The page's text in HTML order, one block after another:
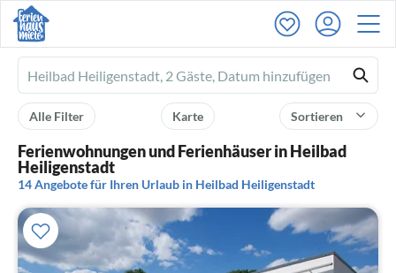
Ferienhausmiete
logo
Sortieren
Karte
Alle Filter
Ferienwohnungen und Ferienhäuser in Heilbad
Heiligenstadt
14 Angebote für Ihren Urlaub in Heilbad Heiligenstadt